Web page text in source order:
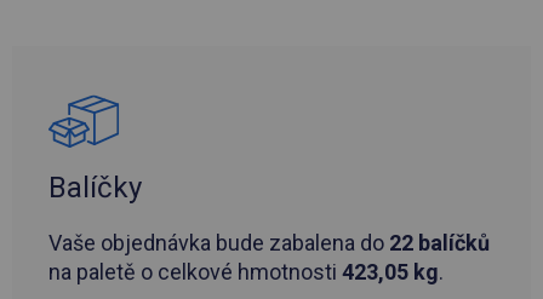
Balíčky
Vaše objednávka bude zabalena do 22 balíčků
na paletě o celkové hmotnosti 423,05 kg.